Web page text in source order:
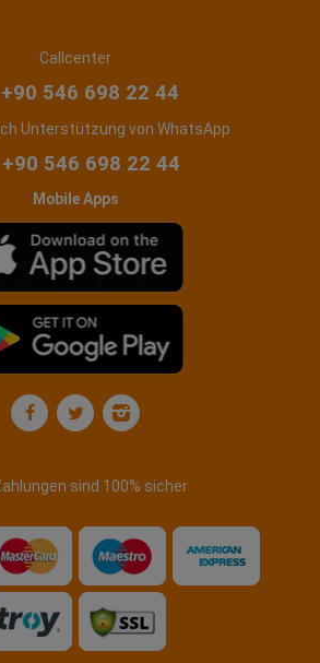
Callcenter
+90 546 698 22 44
Unterstützung von WhatsApp
+90 546 698 22 44
Mobile Apps
sind 100% sicher